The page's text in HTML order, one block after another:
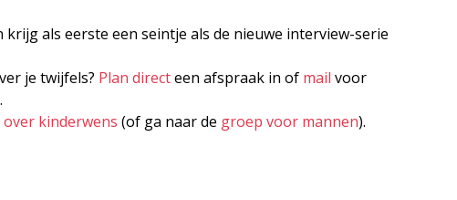
krijg als eerste een seintje als de nieuwe interview-serie
je twijfels? Plan directeen afspraak in of mail voor
kinderwens (of ga naar de groep voor mannen).